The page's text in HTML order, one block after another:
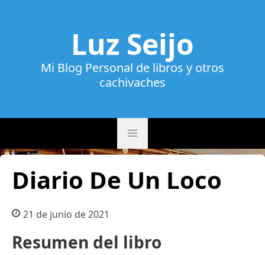
Luz Seijo
Mi Blog Personal de libros y otros
cachivaches
Diario De Un Loco
21 de junio de 2021
Resumen del libro